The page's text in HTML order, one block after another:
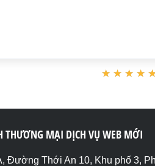
★ ★ ★ ★
★ ★ ★ ★
THƯƠNG MẠI DỊCH VỤ WEB MỚI
Đường Thới An 10, Khu phố 3,